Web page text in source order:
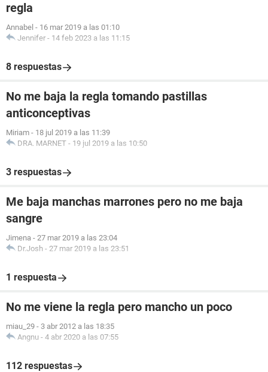
regla
Annabel - 16 mar 2019 a las 01:10
Jennifer - 14 feb 2023 a las 11:15
8 respuestas
No me baja la regla tomando pastillas
anticonceptivas
Miriam - 18 jul 2019 a las 11:39
DRA. MARNET - 19 jul 2019 a las 10:50
3 respuestas
Me baja manchas marrones pero no me baja
sangre
Jimena - 27 mar 2019 a las 23:04
Dr.Josh - 27 mar 2019 a las 23:51
1 respuesta
No me viene la regla pero mancho un poco
miau_29 - 3 abr 2012 a las 18:35
Angnu - 4 abr 2020 a las 07:55
112 respuestas